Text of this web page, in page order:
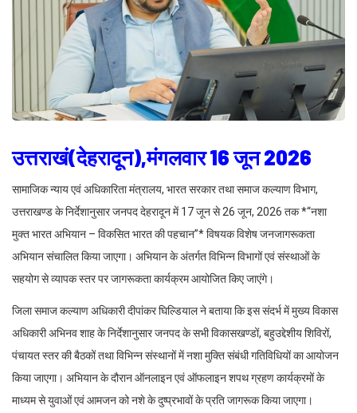
उत्तराखं(देहरादून),मंगलवार 16 जून 2026
सामाजिक न्याय एवं अधिकारिता मंत्रालय, भारत सरकार तथा समाज कल्याण विभाग,
उत्तराखण्ड के निर्देशानुसार जनपद देहरादून में 17 जून से 26 जून, 2026 तक *“नशा
मुक्त भारत अभियान – विकसित भारत की पहचान”* विषयक विशेष जनजागरूकता
अभियान संचालित किया जाएगा। अभियान के अंतर्गत विभिन्न विभागों एवं संस्थाओं के
सहयोग से व्यापक स्तर पर जागरूकता कार्यक्रम आयोजित किए जाएंगे।
जिला समाज कल्याण अधिकारी दीपांकर घिल्डियाल ने बताया कि इस संदर्भ में मुख्य विकास
अधिकारी अभिनव शाह के निर्देशानुसार जनपद के सभी विकासखण्डों, बहुउद्देशीय शिविरों,
पंचायत स्तर की बैठकों तथा विभिन्न संस्थानों में नशा मुक्ति संबंधी गतिविधियों का आयोजन
किया जाएगा। अभियान के दौरान ऑनलाइन एवं ऑफलाइन शपथ ग्रहण कार्यक्रमों के
माध्यम से युवाओं एवं आमजन को नशे के दुष्प्रभावों के प्रति जागरूक किया जाएगा।